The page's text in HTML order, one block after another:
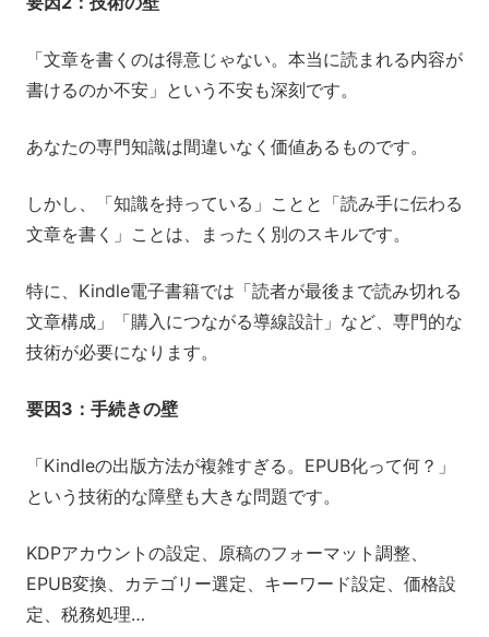
「文章を書くのは得意じゃない。本当に読まれる内容が
書けるのか不安」という不安も深刻です。
あなたの専門知識は間違いなく価値あるものです。
しかし、「知識を持っている」ことと「読み手に伝わる
文章を書く」ことは、まったく別のスキルです。
特に、Kindle電子書籍では「読者が最後まで読み切れる
文章構成」「購入につながる導線設計」など、専門的な
技術が必要になります。
要因3：手続きの壁
「Kindleの出版方法が複雑すぎる。EPUB化って何？」
という技術的な障壁も大きな問題です。
KDPアカウントの設定、原稿のフォーマット調整、
EPUB変換、カテゴリー選定、キーワード設定、価格設
定、税務処理…